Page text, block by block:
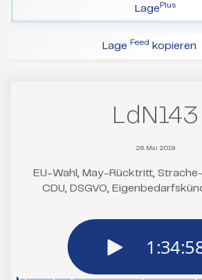
Lage Plus
Lage Feed kopieren
LdN143
26. Mai 2019
EU-Wahl, May-Rücktritt,
CDU, DSGVO,